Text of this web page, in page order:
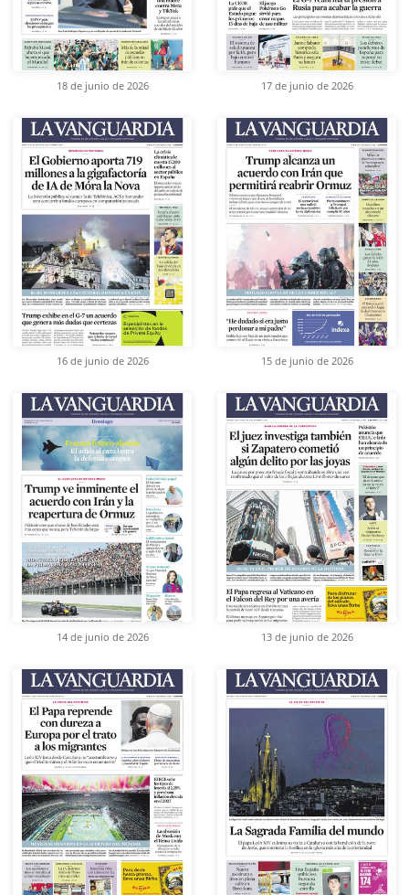
18 de junio de 2026 17 de junio de 2026
16 de junio de 2026 15 de junio de 2026
14 de junio de 2026 13 de junio de 2026